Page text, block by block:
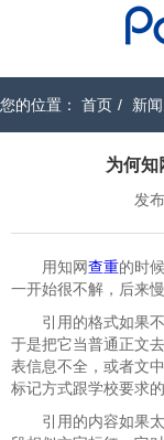
您的位置： 首页 / 新
为何知
发
用知网查重的时
一开始很不解，后来
引用的格式如果
于是把它当普通正文
表信息不全，或者文
标记方式跟学校要求
引用的内容如果